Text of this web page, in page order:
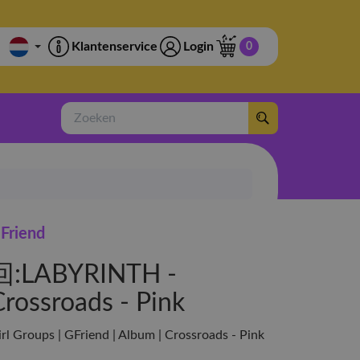
Klantenservice Login 0
Zoeken
:LABYRINTH -
- Pink
Groups | GFriend | Album | Crossroads - Pink